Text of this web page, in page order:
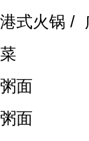
式火锅 /
面
面